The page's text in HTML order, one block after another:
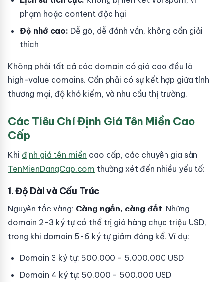
phạm hoặc content độc hại
Độ nhớ cao: Dễ gõ, dễ đánh vần, không cần giải
thích
Không phải tất cả các domain có giá cao đều là
high-value domains. Cần phải có sự kết hợp giữa tính
thương mại, độ khó kiếm, và nhu cầu thị trường.
Các Tiêu Chí Định Giá Tên Miền Cao
Cấp
Khi định giá tên miền cao cấp, các chuyên gia sàn
TenMienDangCap.com thường xét đến nhiều yếu tố:
1. Độ Dài và Cấu Trúc
Nguyên tắc vàng: Càng ngắn, càng đắt. Những
domain 2-3 ký tự có thể trị giá hàng chục triệu USD,
trong khi domain 5-6 ký tự giảm đáng kể. Ví dụ:
Domain 3 ký tự: 500.000 - 5.000.000 USD
Domain 4 ký tự: 50.000 - 500.000 USD